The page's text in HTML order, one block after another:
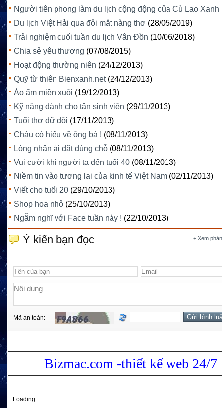
Người tiên phong làm du lịch cộng động của Cù Lao Xanh
Du lịch Việt Hải qua đôi mắt nàng thơ (28/05/2019)
Trải nghiệm cuối tuần du lịch Vân Đồn (10/06/2018)
Chia sẻ yêu thương (07/08/2015)
Hoạt động thường niên (24/12/2013)
Quỹ từ thiện Bienxanh.net (24/12/2013)
Áo ấm miền xuôi (19/12/2013)
Kỹ năng dành cho tân sinh viên (29/11/2013)
Tuổi thơ dữ dội (17/11/2013)
Cháu có hiểu về ông bà ! (08/11/2013)
Lòng nhân ái đặt đúng chỗ (08/11/2013)
Vui cười khi người ta đến tuổi 40 (08/11/2013)
Niềm tin vào tương lai của kinh tế Việt Nam (02/11/2013)
Viết cho tuổi 20 (29/10/2013)
Shop hoa nhỏ (25/10/2013)
Ngẫm nghĩ với Face tuần này ! (22/10/2013)
+ Xem
Ý kiến bạn đọc
Mã an toàn:
Bizmac.com -thiết kế web 24/7
Loading